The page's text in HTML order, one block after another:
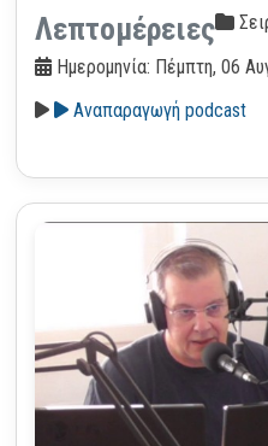
Λεπτομέρειες
Ημερομηνία: Πέμπτη, 06
Αναπαραγωγή podcast